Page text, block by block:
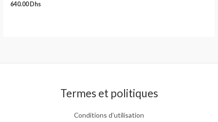
640.00 Dhs
Termes et politiques
Conditions d’utilisation